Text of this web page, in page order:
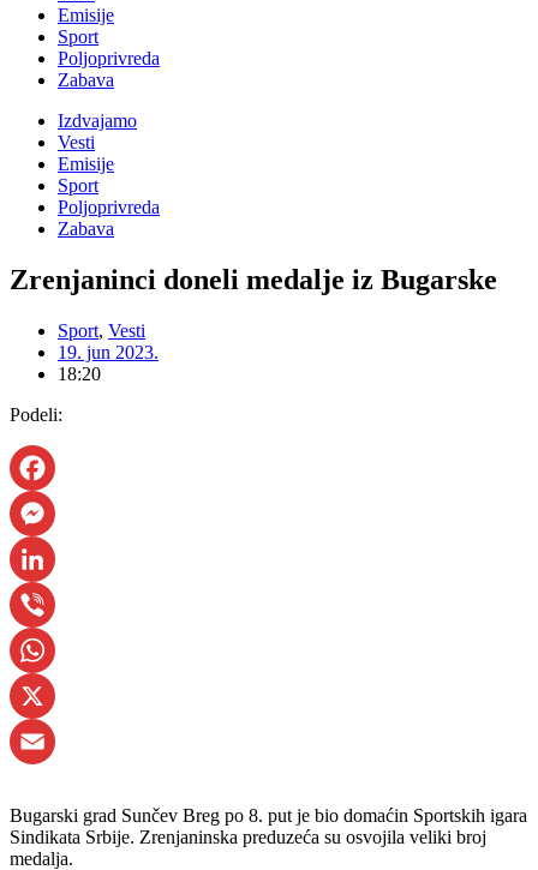
Emisije
Sport
Poljoprivreda
Zabava
Izdvajamo
Vesti
Emisije
Sport
Poljoprivreda
Zabava
Zrenjaninci doneli medalje iz Bugarske
Sport, Vesti
19. jun 2023.
18:20
Podeli:
Facebook
Messenger
LinkedIn
Viber
WhatsApp
X
Bugarski grad Sunčev Breg po 8. put je bio domaćin Sportskih igara
Sindikata Srbije. Zrenjaninska preduzeća su osvojila veliki broj
medalja.